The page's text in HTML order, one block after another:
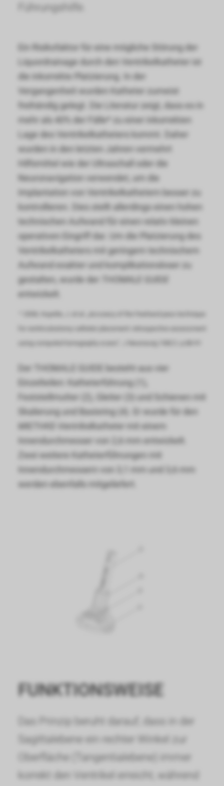
Führungshilfe.
Ein Risikofaktor für eine mögliche Störung der
Liquordrainage durch den Ventrikelkatheter ist
die inkorrekte Platzierung. In der
Vergangenheit wurden Katheter zumeist
freihändig gelegt. Die Literatur zeigt, dass es in
mehr als 40% der Fälle* zu einer inkorrekten
Lage des Ventrikelkatheters kommt. Daher
wurden in den letzten Jahren vermehrt
Hilfsmittel wie der Ultraschall oder die
Neuronavigation verwendet, um die
Implantation von Ventrikelkathetern besser zu
kontrollieren. Dies stellt allerdings einen hohen
technischen Aufwand fü̈r einen relativ kleinen
operativen Eingriff dar. Um die Platzierung des
Ventrikelkatheters mit geringem technischem
Aufwand exakter und komplikationsloser zu
gestalten, wurde der
THOMALE GUIDE
entwickelt.
Der THOMALE GUIDE besteht aus vier
Einzelteilen: Katheterführung (1),
Feststellmutter (2), Gleiter (3) und Schienen mit
Skalierung und Basisring (4). Er wurde für den
MIETHKE-Ventrikelkatheter
mit einem
Innendurchmesser von 2,6 mm entwickelt.
Zwei weitere Katheterfü̈hrungen mit
Innendurchmessern von 3,1 mm und 3,6 mm
werden ebenfalls mitgeliefert.
FUNKTIONSWEISE
Das Prinzip beruht darauf, dass in der
Sagittalebene ein rechter Winkel zur
Oberfläche (Tangentialebene) immer
korrekt den Ventrikel erreicht, während